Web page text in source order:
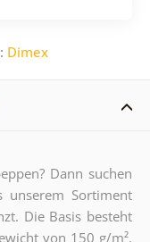
Dimex
Dann suchen
unserem Sortiment
Die Basis besteht
von 150 g/m².